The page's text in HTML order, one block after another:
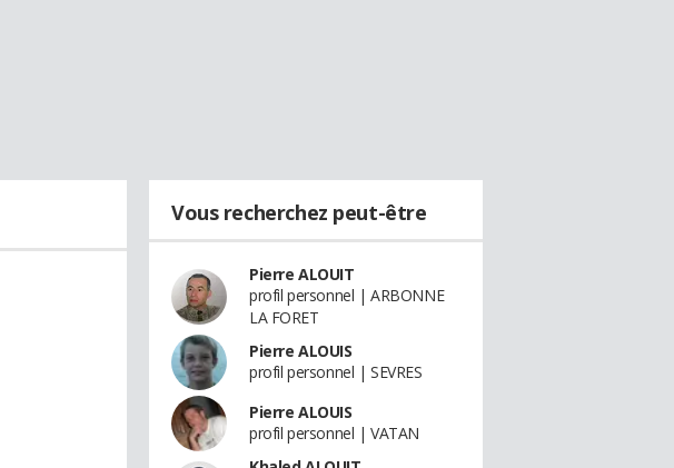
Vous recherchez peut-être
Pierre ALOUIT
profil personnel | ARBONNE
LA FORET
Pierre ALOUIS
profil personnel | SEVRES
Pierre ALOUIS
profil personnel | VATAN